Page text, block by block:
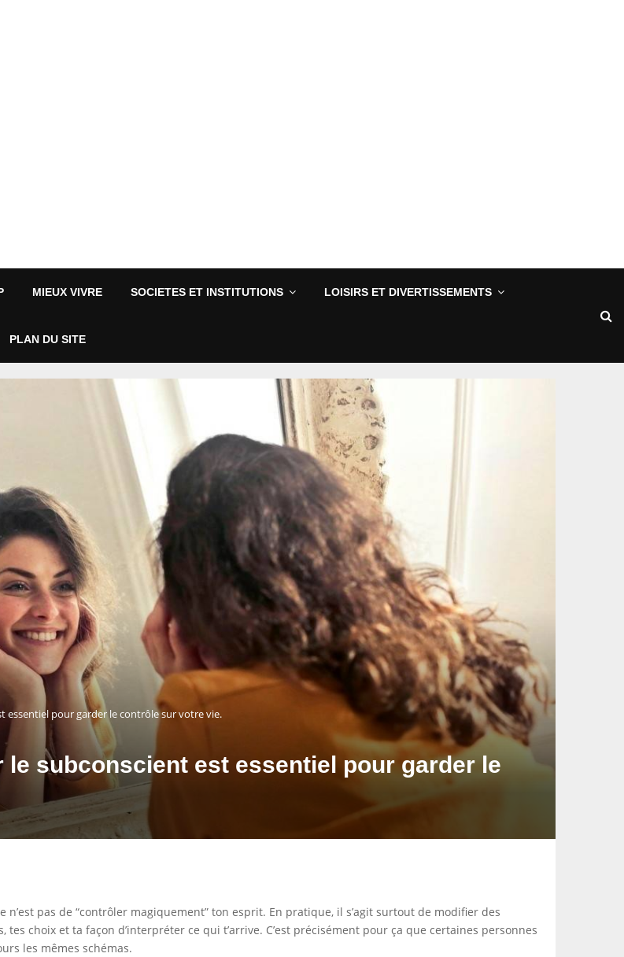
MIEUX VIVRE SOCIETES ET INSTITUTIONS LOISIRS ET DIVERTISSEMENTS
PLAN DU SITE
essentiel pour garder le contrôle sur votre vie.
subconscient est essentiel pour garder le
n’est pas de “contrôler magiquement” ton esprit. En pratique, il s’agit surtout de modifier des
choix et ta façon d’interpréter ce qui t’arrive. C’est précisément pour ça que certaines personnes
les mêmes schémas.